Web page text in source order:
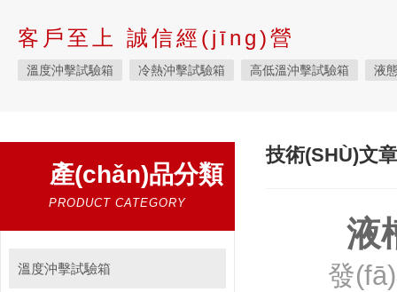
客戶至上 誠信經(jīng)營
溫度沖擊試驗箱 冷熱沖擊試驗箱 高低溫沖擊試驗箱 液
霉菌試驗箱 應(yīng)力篩選試驗箱 IPX9K淋雨箱 溫濕度
鹽霧試驗箱 老化試驗箱
自然恒溫對流試驗箱 自動化產(chǎn)線高低溫試驗箱 溫濕
新能源專用設(shè)備 維修進(jìn)
產(chǎn)品分類
PRODUCT CATEGORY
溫度沖擊試驗箱
技術(SHÙ)文
液
發